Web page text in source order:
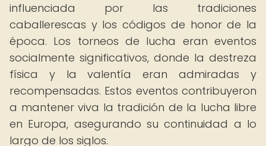
influenciada por las tradiciones
caballerescas y los códigos de honor de la
época. Los torneos de lucha eran eventos
socialmente significativos, donde la destreza
física y la valentía eran admiradas y
recompensadas. Estos eventos contribuyeron
a mantener viva la tradición de la lucha libre
en Europa, asegurando su continuidad a lo
largo de los siglos.